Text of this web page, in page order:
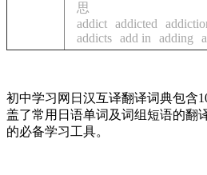
思
addict addicted
addicts add in adding
初中学习网日汉互译翻译词典包含
盖了常用日语单词及词组短语的翻
的必备学习工具。